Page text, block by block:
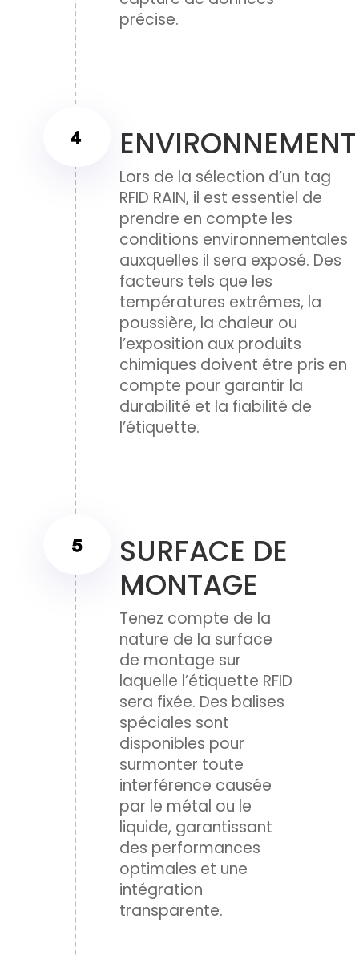
précise.
ENVIRONNEMENT
Lors de la sélection d’un tag
RFID RAIN, il est essentiel de
prendre en compte les
conditions environnementales
auxquelles il sera exposé. Des
facteurs tels que les
températures extrêmes, la
poussière, la chaleur ou
l’exposition aux produits
chimiques doivent être pris en
compte pour garantir la
durabilité et la fiabilité de
l’étiquette.
SURFACE DE
MONTAGE
Tenez compte de la
nature de la surface
de montage sur
laquelle l’étiquette RFID
sera fixée. Des balises
spéciales sont
disponibles pour
surmonter toute
interférence causée
par le métal ou le
liquide, garantissant
des performances
optimales et une
intégration
transparente.